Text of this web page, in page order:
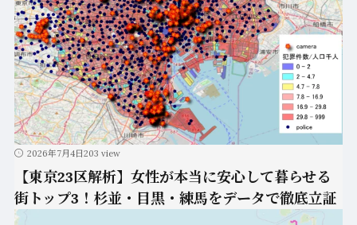
2026年7月4日203 view
【東京23区解析】女性が本当に安心して暮らせる
街トップ3！杉並・目黒・練馬をデータで徹底立証